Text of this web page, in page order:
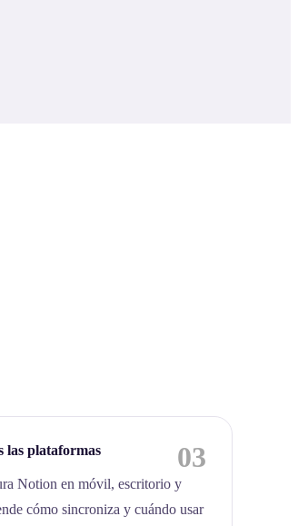
las plataformas 03
Notion en móvil, escritorio y
cómo sincroniza y cuándo usar